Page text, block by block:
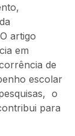
artigo
em
de
escolar
o
para